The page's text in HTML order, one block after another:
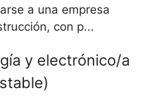
a una empresa
con p...
y electrónico/a